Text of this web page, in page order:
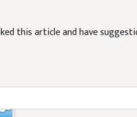
this article and have